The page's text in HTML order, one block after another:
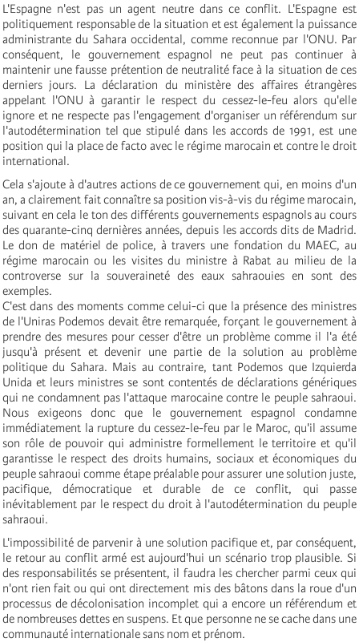
L'Espagne n'est pas un agent neutre dans ce conflit. L'Espagne est
politiquement responsable de la situation et est également la puissance
administrante du Sahara occidental, comme reconnue par l'ONU. Par
conséquent, le gouvernement espagnol ne peut pas continuer à
maintenir une fausse prétention de neutralité face à la situation de ces
derniers jours. La déclaration du ministère des affaires étrangères
appelant l'ONU à garantir le respect du cessez-le-feu alors qu'elle
ignore et ne respecte pas l'engagement d'organiser un référendum sur
l'autodétermination tel que stipulé dans les accords de 1991, est une
position qui la place de facto avec le régime marocain et contre le droit
international.
Cela s'ajoute à d'autres actions de ce gouvernement qui, en moins d'un
an, a clairement fait connaître sa position vis-à-vis du régime marocain,
suivant en cela le ton des différents gouvernements espagnols au cours
des quarante-cinq dernières années, depuis les accords dits de Madrid.
Le don de matériel de police, à travers une fondation du MAEC, au
régime marocain ou les visites du ministre à Rabat au milieu de la
controverse sur la souveraineté des eaux sahraouies en sont des
exemples.
C'est dans des moments comme celui-ci que la présence des ministres
de l'Uniras Podemos devait être remarquée, forçant le gouvernement à
prendre des mesures pour cesser d'être un problème comme il l'a été
jusqu'à présent et devenir une partie de la solution au problème
politique du Sahara. Mais au contraire, tant Podemos que Izquierda
Unida et leurs ministres se sont contentés de déclarations génériques
qui ne condamnent pas l'attaque marocaine contre le peuple sahraoui.
Nous exigeons donc que le gouvernement espagnol condamne
immédiatement la rupture du cessez-le-feu par le Maroc, qu'il assume
son rôle de pouvoir qui administre formellement le territoire et qu'il
garantisse le respect des droits humains, sociaux et économiques du
peuple sahraoui comme étape préalable pour assurer une solution juste,
pacifique, démocratique et durable de ce conflit, qui passe
inévitablement par le respect du droit à l'autodétermination du peuple
sahraoui.
L'impossibilité de parvenir à une solution pacifique et, par conséquent,
le retour au conflit armé est aujourd'hui un scénario trop plausible. Si
des responsabilités se présentent, il faudra les chercher parmi ceux qui
n'ont rien fait ou qui ont directement mis des bâtons dans la roue d'un
processus de décolonisation incomplet qui a encore un référendum et
de nombreuses dettes en suspens. Et que personne ne se cache dans une
communauté internationale sans nom et prénom.